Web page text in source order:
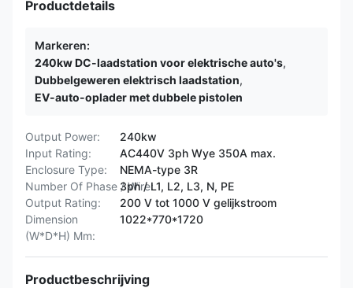
Productdetails
Markeren:
240kw DC-laadstation voor elektrische auto's,
Dubbelgeweren elektrisch laadstation,
EV-auto-oplader met dubbele pistolen
Output Power:
240kw
Input Rating:
AC440V 3ph Wye 350A max.
Enclosure Type:
NEMA-type 3R
Number Of Phase / Wire:3ph / L1, L2, L3, N, PE
Output Rating:
200 V tot 1000 V gelijkstroom
Dimension
(W*D*H) Mm:
1022*770*1720
Productbeschrijving